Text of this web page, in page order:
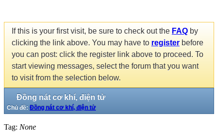
If this is your first visit, be sure to check out the FAQ by
clicking the link above. You may have to register before
you can post: click the register link above to proceed. To
start viewing messages, select the forum that you want
to visit from the selection below.
Đồng nát cơ khí, điện tử
Chủ đề: Đồng nát cơ khí, điện tử
Tag: None